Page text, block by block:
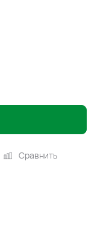
Сравнить